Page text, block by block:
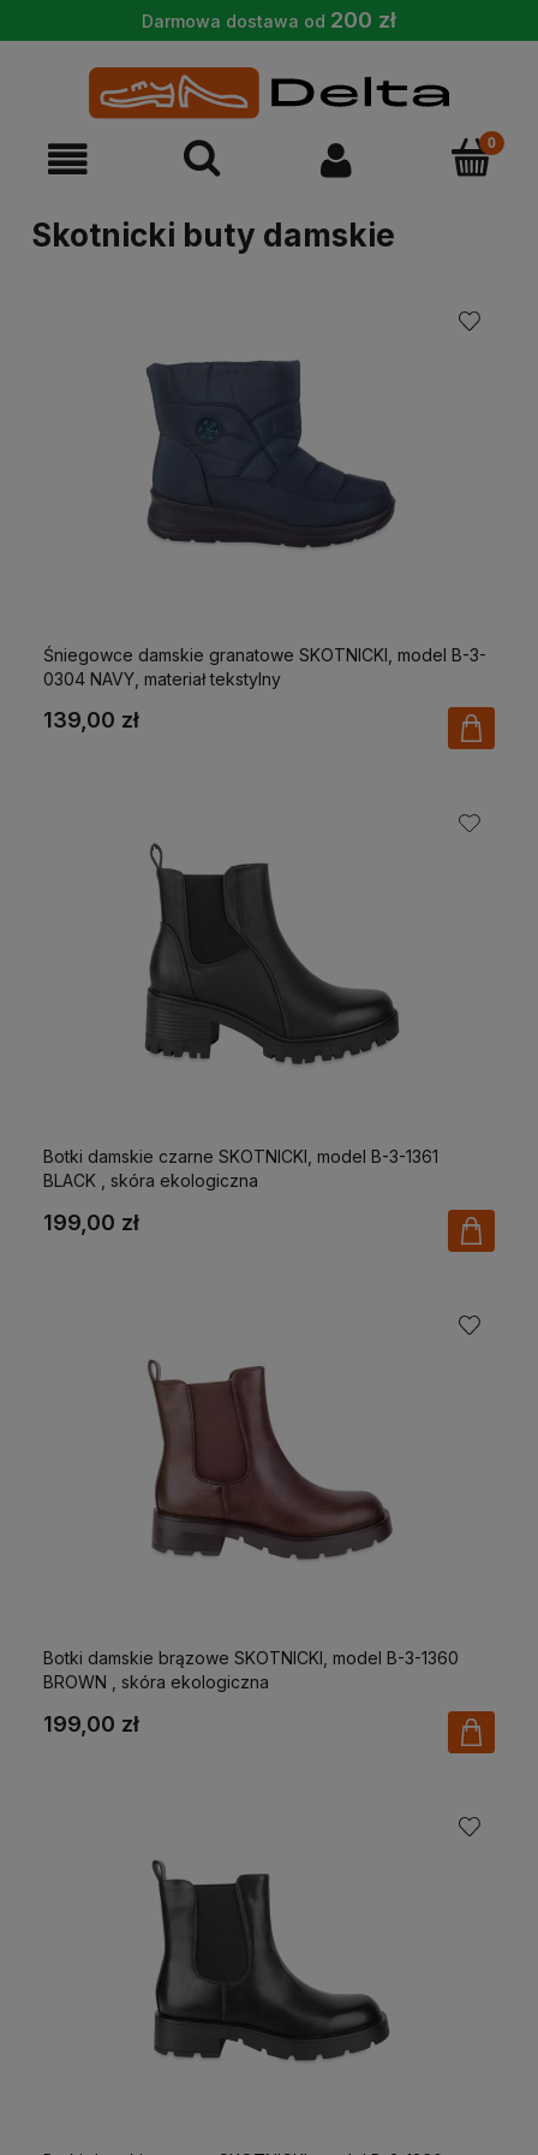
Darmowa dostawa od 200 zł
Skotnicki buty damskie
Śniegowce damskie granatowe SKOTNICKI, model B-3-
0304 NAVY, materiał tekstylny
139,00 zł
Botki damskie czarne SKOTNICKI, model B-3-1361
BLACK , skóra ekologiczna
199,00 zł
Botki damskie brązowe SKOTNICKI, model B-3-1360
BROWN , skóra ekologiczna
199,00 zł